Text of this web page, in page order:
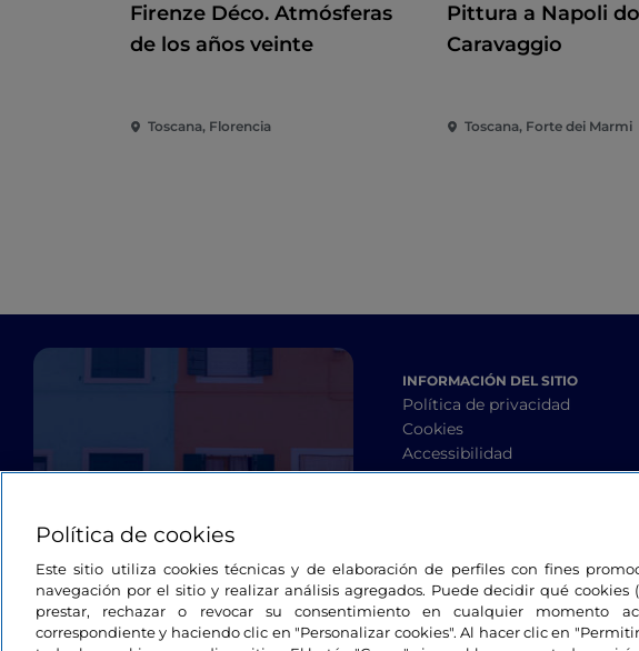
Firenze Déco. Atmósferas
de los años veinte
Toscana, Florencia
Pittura a Napoli
Caravaggio
Toscana, Forte dei Marmi
INFORMACIÓN DEL SITIO
Política de privacidad
Cookies
Accessibilidad
Términos y condiciones
Política de cookies
Este sitio utiliza cookies técnicas y de elaboración de perfiles con fines
navegación por el sitio y realizar análisis agregados. Puede decidir qué cookies
prestar, rechazar o revocar su consentimiento en cualquier momento
correspondiente y haciendo clic en "Personalizar cookies". Al hacer clic en